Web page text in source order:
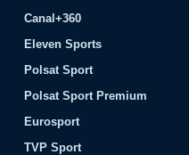
Canal+360
Eleven Sports
Polsat Sport
Polsat Sport Premium
Eurosport
TVP Sport